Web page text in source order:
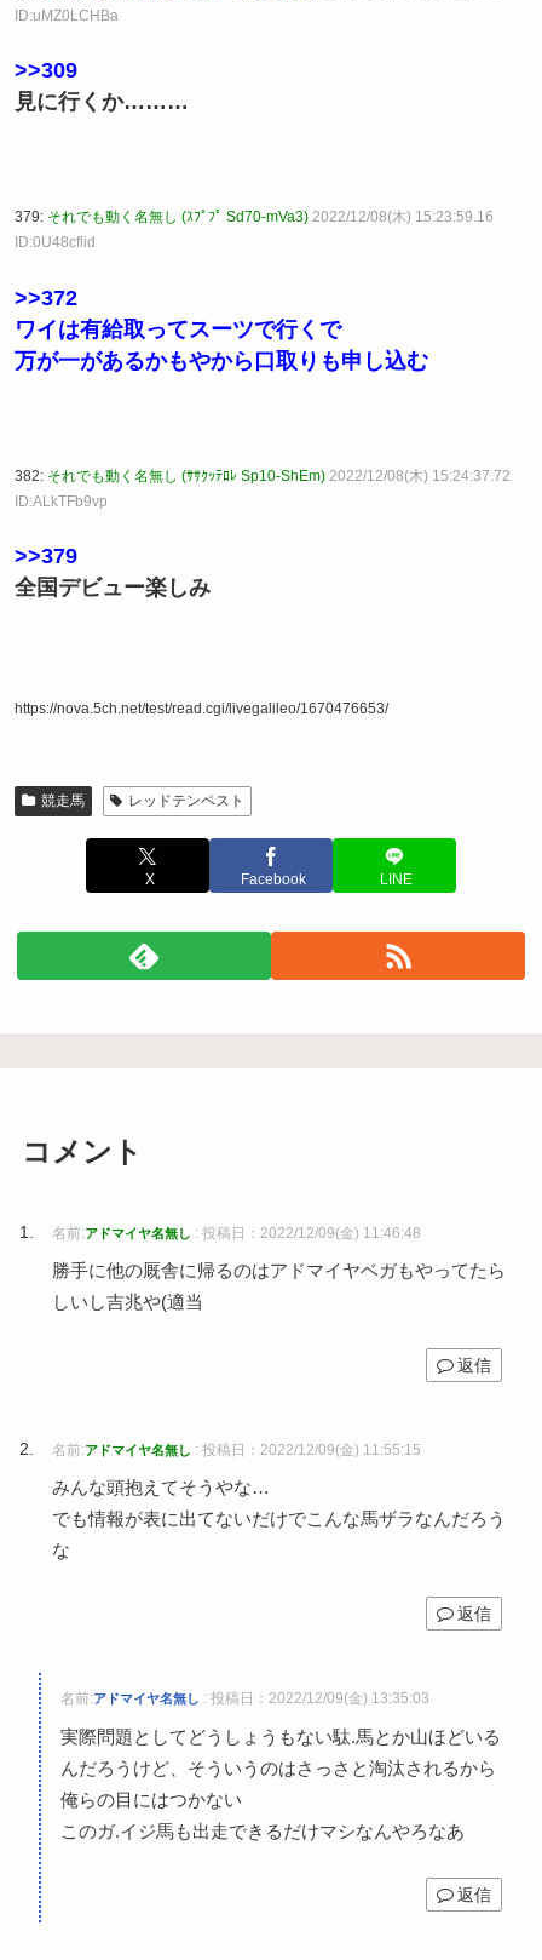
ID:uMZ0LCHBa
>>309
見に行くか………
379: それでも動く名無し (ｽﾌﾟﾌﾟ Sd70-mVa3) 2022/12/08(木) 15:23:59.16
ID:0U48cflid
>>372
ワイは有給取ってスーツで行くで
万が一があるかもやから口取りも申し込む
382: それでも動く名無し (ｻｻｸｯﾃﾛﾚ Sp10-ShEm) 2022/12/08(木) 15:24:37.72
ID:ALkTFb9vp
>>379
全国デビュー楽しみ
https://nova.5ch.net/test/read.cgi/livegalileo/1670476653/
競走馬 レッドテンペスト
X Facebook LINE
コメント
名前:アドマイヤ名無し : 投稿日：2022/12/09(金) 11:46:48
勝手に他の厩舎に帰るのはアドマイヤベガもやってたら
しいし吉兆や(適当
返信
名前:アドマイヤ名無し : 投稿日：2022/12/09(金) 11:55:15
みんな頭抱えてそうやな…
でも情報が表に出てないだけでこんな馬ザラなんだろう
な
返信
名前:アドマイヤ名無し : 投稿日：2022/12/09(金) 13:35:03
実際問題としてどうしょうもない駄.馬とか山ほどいる
んだろうけど、そういうのはさっさと淘汰されるから
俺らの目にはつかない
このガ.イジ馬も出走できるだけマシなんやろなあ
返信